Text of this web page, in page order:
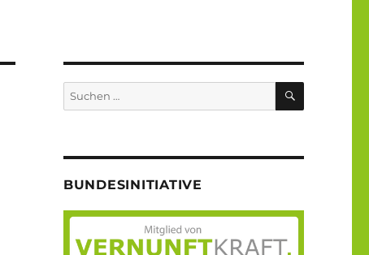
Suche
nach:
SUCHEN
BUNDESINITIATIVE